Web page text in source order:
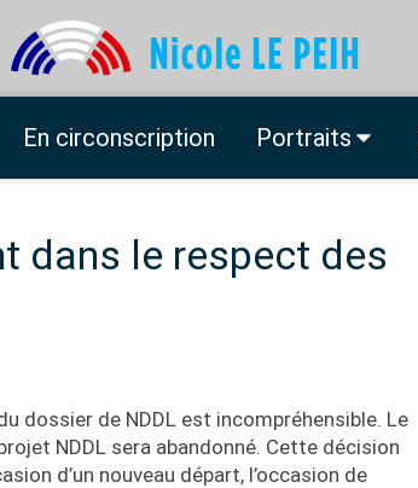
En circonscription Portraits
dans le respect des
dossier de NDDL est incompréhensible. Le
NDDL sera abandonné. Cette décision
d’un nouveau départ, l’occasion de